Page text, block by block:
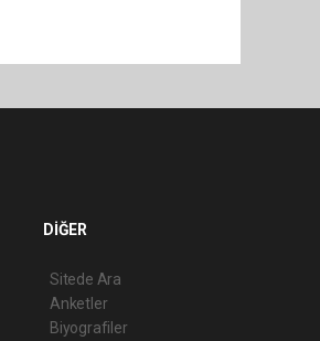
DİĞER
Sitede Ara
Anketler
Biyografiler